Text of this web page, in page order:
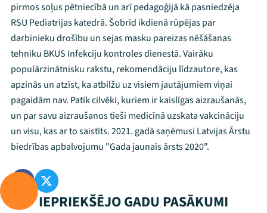
pirmos soļus pētniecībā un arī pedagoģijā kā pasniedzēja
RSU Pediatrijas katedrā. Šobrīd ikdienā rūpējas par
darbinieku drošību un sejas masku pareizas nēšāšanas
tehniku BKUS Infekciju kontroles dienestā. Vairāku
populārzinātnisku rakstu, rekomendāciju līdzautore, kas
apzinās un atzīst, ka atbilžu uz visiem jautājumiem viņai
pagaidām nav. Patīk cilvēki, kuriem ir kaislīgas aizraušanās,
un par savu aizraušanos tieši medicīnā uzskata vakcināciju
un visu, kas ar to saistīts. 2021. gadā saņēmusi Latvijas Ārstu
biedrības apbalvojumu "Gada jaunais ārsts 2020".
IEPRIEKŠĒJO GADU PASĀKUMI